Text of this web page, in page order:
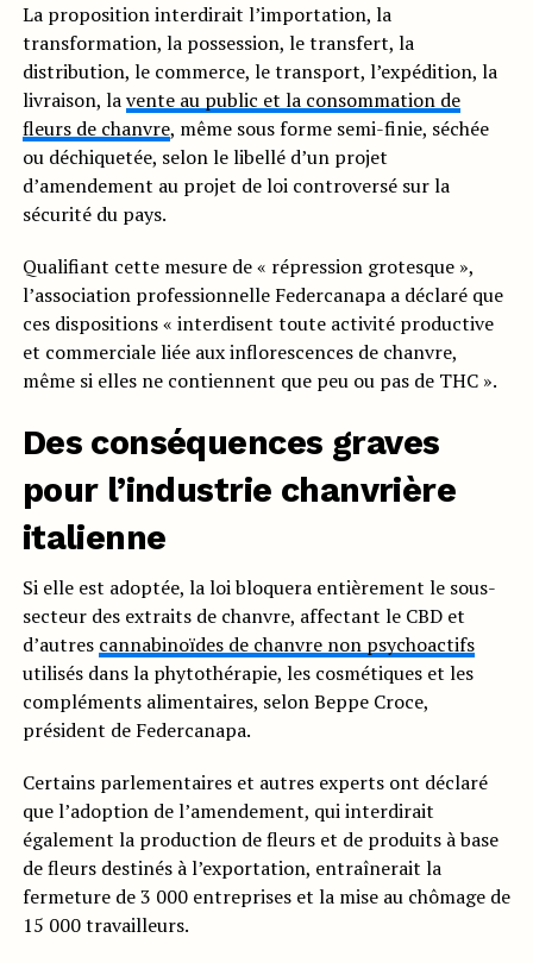
La proposition interdirait l’importation, la
transformation, la possession, le transfert, la
distribution, le commerce, le transport, l’expédition, la
livraison, lavente au public et la consommation de
fleurs de chanvre, même sous forme semi-finie, séchée
ou déchiquetée, selon le libellé d’un projet
d’amendement au projet de loi controversé sur la
sécurité du pays.
Qualifiant cette mesure de « répression grotesque »,
l’association professionnelle Federcanapa a déclaré que
ces dispositions « interdisent toute activité productive
et commerciale liée aux inflorescences de chanvre,
même si elles ne contiennent que peu ou pas de THC ».
Des conséquences graves
pour l’industrie chanvrière
italienne
Si elle est adoptée, la loi bloquera entièrement le sous-
secteur des extraits de chanvre, affectant le CBD et
d’autres cannabinoïdes de chanvre non psychoactifs
utilisés dans la phytothérapie, les cosmétiques et les
compléments alimentaires, selon Beppe Croce,
président de Federcanapa.
Certains parlementaires et autres experts ont déclaré
que l’adoption de l’amendement, qui interdirait
également la production de fleurs et de produits à base
de fleurs destinés à l’exportation, entraînerait la
fermeture de 3 000 entreprises et la mise au chômage de
15 000 travailleurs.